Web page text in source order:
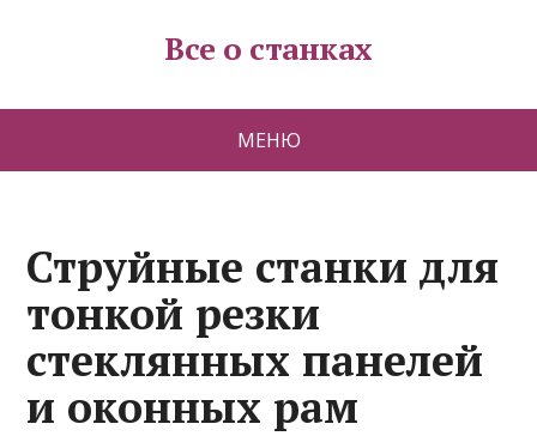
Все о станках
МЕНЮ
Струйные станки для
тонкой резки
стеклянных панелей
и оконных рам